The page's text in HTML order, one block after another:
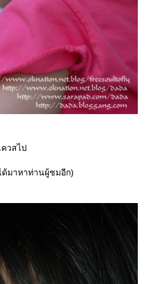
วสไป
มาหาท่านผู้ชมอีก)